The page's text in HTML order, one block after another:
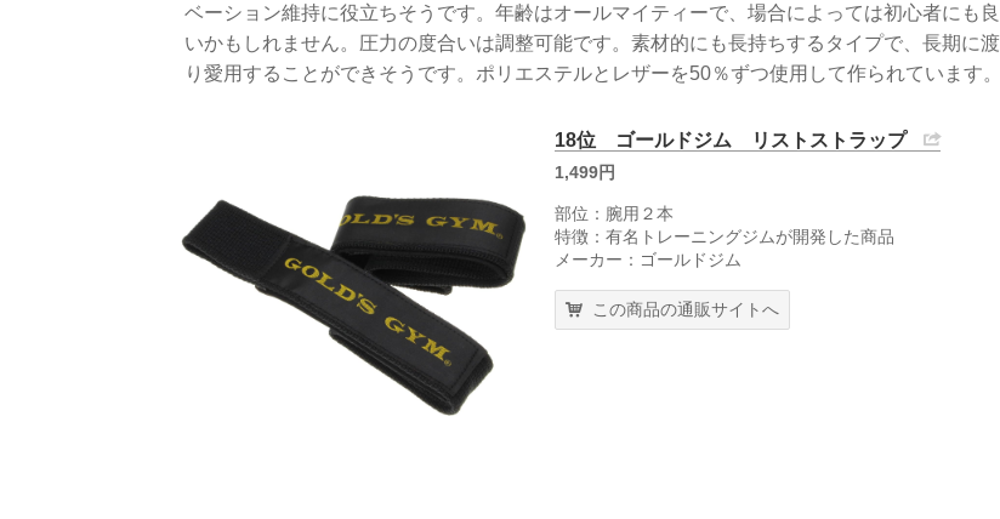
ベーション維持に役立ちそうです。年齢はオールマイティーで、場合によっては初心者にも良
いかもしれません。圧力の度合いは調整可能です。素材的にも長持ちするタイプで、長期に渡
り愛用することができそうです。ポリエステルとレザーを50％ずつ使用して作られています。
18位 ゴールドジム リストストラップ
1,499円
部位：腕用２本
特徴：有名トレーニングジムが開発した商品
メーカー：ゴールドジム
この商品の通販サイトへ